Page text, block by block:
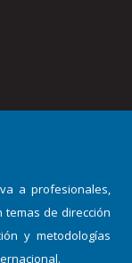
a profesionales,
temas de dirección
y metodologías